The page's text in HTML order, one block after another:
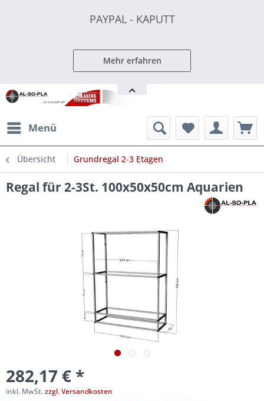
PAYPAL - KAPUTT
Mehr erfahren
Menü
Übersicht Grundregal 2-3 Etagen
Regal für 2-3St. 100x50x50cm Aquarien
282,17 € *
inkl. MwSt.zzgl. Versandkosten